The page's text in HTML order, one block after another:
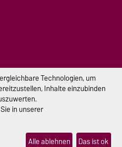
Einstellungen
Technologien, um
Inhalte einzubinden
in unserer
Alle ablehnen Das ist ok